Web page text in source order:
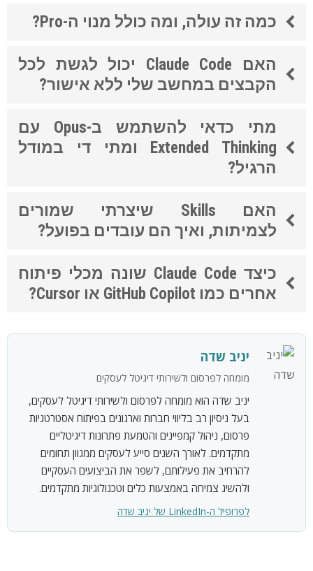
כמה זה עולה, ומה כולל מנוי ה-Pro?
האם Claude Code יכול לגשת לכל
הקבצים במחשב שלי ללא אישור?
מתי כדאי להשתמש ב-Opus עם
Extended Thinking ומתי די במודל
הרגיל?
האם Skills שיצרתי שמורים
לצמיתות, ואיך הם עובדים בפועל?
כיצד Claude Code שונה מכלי פיתוח
אחרים כמו GitHub Copilot או Cursor?
יניב שדה
מומחה לפרסום ולשירותי דיגיטל לעסקים
יניב שדה הוא מומחה לפרסום ולשירותי דיגיטל לעסקים,
בעל ניסיון רב בליווי חברות וארגונים בפיתוח אסטרטגיות
פרסום, ניהול קמפיינים והטמעת פתרונות דיגיטליים
מתקדמים. לאורך השנים סייע לעסקים ממגוון תחומים
להרחיב את פעילותם, לשפר את הביצועים העסקיים
ולהשיג צמיחה באמצעות כלים וטכנולוגיות מתקדמים.
לפרופיל ה-LinkedIn של יניב שדה